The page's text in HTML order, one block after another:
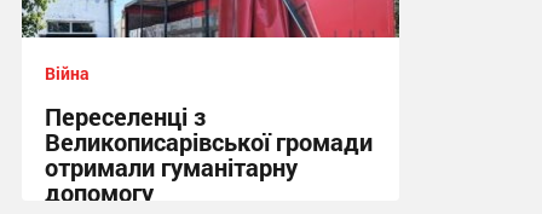
Війна
Переселенці з
Великописарівської громади
отримали гуманітарну
допомогу